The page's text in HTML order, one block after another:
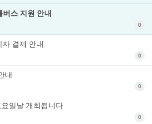
버스 지원 안내
0
결제 안내
0
내
0
일날 개최됩니다
0